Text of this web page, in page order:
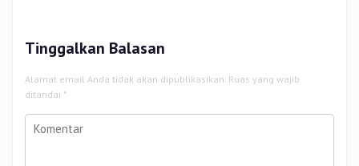
Tinggalkan Balasan
Alamat email Anda tidak akan dipublikasikan. Ruas yang wajib
ditandai *